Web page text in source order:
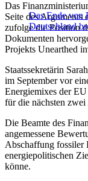
Das Ende von
Deutschland
Das
Seite des Arguments
zufolge die Position
Dokumenten
Projekts Unearthed
Staatssekretärin
im September vor
Energiemixes der
für die nächsten zwei
Die Beamte des
angemessene
Abschaffung fossiler
energiepolitischen
könne.